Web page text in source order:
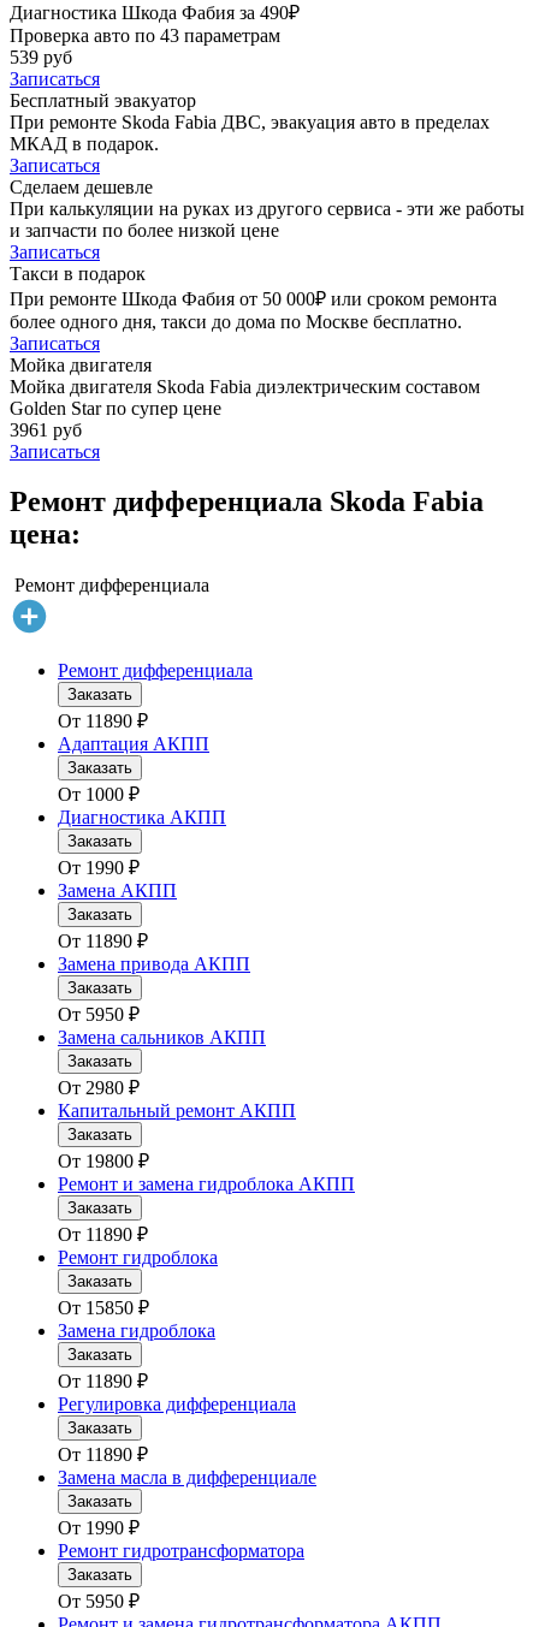
Диагностика Шкода Фабия за 490₽
Проверка авто по 43 параметрам
539 руб
Записаться
Бесплатный эвакуатор
При ремонте Skoda Fabia ДВС, эвакуация авто в пределах
МКАД в подарок.
Записаться
Сделаем дешевле
При калькуляции на руках из другого сервиса - эти же работы
и запчасти по более низкой цене
Записаться
Такси в подарок
При ремонте Шкода Фабия от 50 000₽ или сроком ремонта
более одного дня, такси до дома по Москве бесплатно.
Записаться
Мойка двигателя
Мойка двигателя Skoda Fabia диэлектрическим составом
Golden Star по супер цене
3961 руб
Записаться
Ремонт дифференциала Skoda Fabia
цена:
Ремонт дифференциала
Ремонт дифференциала
Заказать
От 11890 ₽
Адаптация АКПП
Заказать
От 1000 ₽
Диагностика АКПП
Заказать
От 1990 ₽
Замена АКПП
Заказать
От 11890 ₽
Замена привода АКПП
Заказать
От 5950 ₽
Замена сальников АКПП
Заказать
От 2980 ₽
Капитальный ремонт АКПП
Заказать
От 19800 ₽
Ремонт и замена гидроблока АКПП
Заказать
От 11890 ₽
Ремонт гидроблока
Заказать
От 15850 ₽
Замена гидроблока
Заказать
От 11890 ₽
Регулировка дифференциала
Заказать
От 11890 ₽
Замена масла в дифференциале
Заказать
От 1990 ₽
Ремонт гидротрансформатора
Заказать
От 5950 ₽